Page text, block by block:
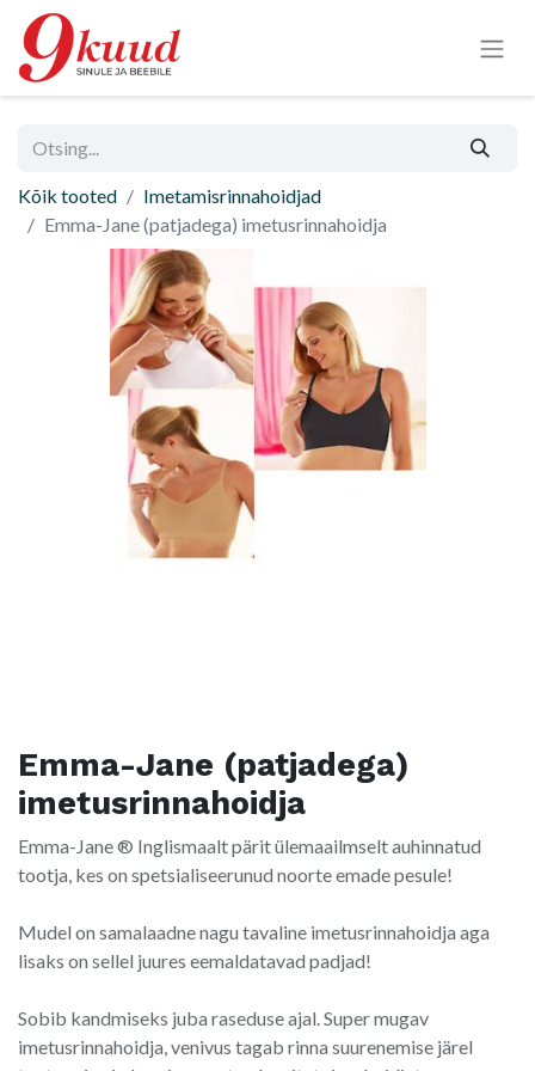
Kõik tooted
Imetamisrinnahoidjad
Emma-Jane (patjadega) imetusrinnahoidja
Emma-Jane (patjadega)
imetusrinnahoidja
Emma-Jane ® Inglismaalt pärit ülemaailmselt auhinnatud
tootja, kes on spetsialiseerunud noorte emade pesule!
Mudel on samalaadne nagu tavaline imetusrinnahoidja aga
lisaks on sellel juures eemaldatavad padjad!
Sobib kandmiseks juba raseduse ajal. Super mugav
imetusrinnahoidja, venivus tagab rinna suurenemise järel